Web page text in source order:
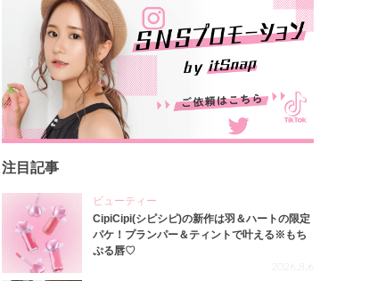
注目記事
ビューティー
CipiCipi(シピシピ)の新作は羽＆ハートの限定
パケ！プランパー＆ティントで叶える※もち
ぷる唇♡
2026.8.6